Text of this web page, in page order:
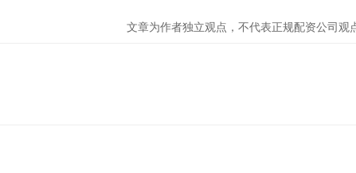
文章为作者独立观点，不代表正规配资公司观